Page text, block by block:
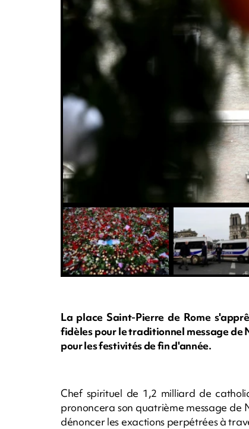
La place Saint-Pierre de Rome
fidèles pour le traditionnel message de
pour les festivités de fin d'année.
Chef spirituel de 1,2 milliard de
prononcera son quatrième message de
dénoncer les exactions perpétrées à